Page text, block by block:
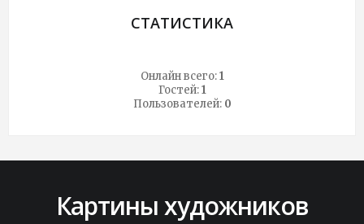
СТАТИСТИКА
Онлайн всего:1
Гостей:1
Пользователей: 0
Картины художников